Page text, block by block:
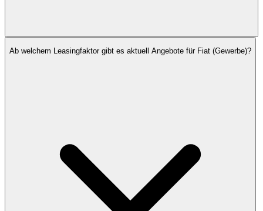
Ab welchem Leasingfaktor gibt es aktuell Angebote für Fiat (Gewerbe)?